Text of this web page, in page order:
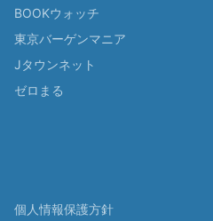
BOOKウォッチ
東京バーゲンマニア
Jタウンネット
ゼロまる
個人情報保護方針